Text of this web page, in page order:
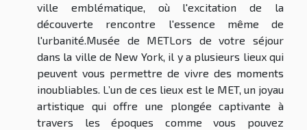
ville emblématique, où l'excitation de la
découverte rencontre l'essence même de
l'urbanité.Musée de METLors de votre séjour
dans la ville de New York, il y a plusieurs lieux qui
peuvent vous permettre de vivre des moments
inoubliables. L’un de ces lieux est le MET, un joyau
artistique qui offre une plongée captivante à
travers les époques comme vous pouvez